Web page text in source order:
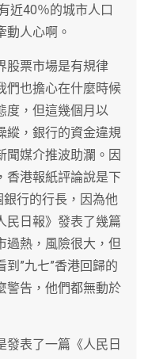
近40％的城市人口
動人心啊。
股票市場是有規律
們也擔心在什麼時候
度，但這幾個月以
縱，銀行的資金違規
聞媒介推波助瀾。因
香港報紙評論說是下
銀行的行長，因為他
民日報》發表了幾篇
過熱，風險很大，但
”九七”香港回歸的
警告，他們都無動於
發表了一篇《人民日